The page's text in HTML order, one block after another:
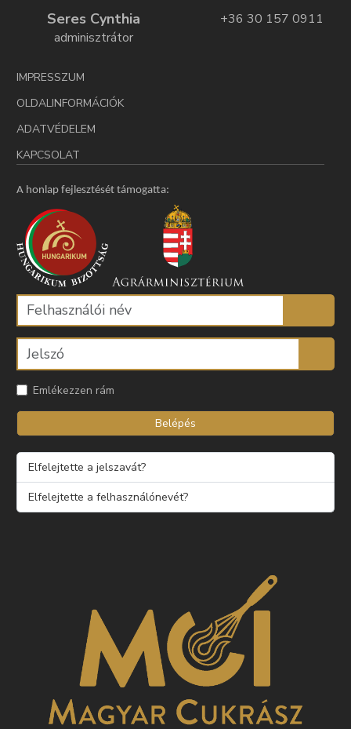
Seres Cynthia
adminisztrátor
+36 30 157 0911
IMPRESSZUM
OLDALINFORMÁCIÓK
ADATVÉDELEM
KAPCSOLAT
A honlap fejlesztését támogatta:
Emlékezzen rám
Belépés
Elfelejtette a jelszavát?
Elfelejtette a felhasználónevét?